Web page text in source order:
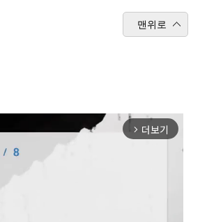
맨위로
arrow_forward_ios 더보기